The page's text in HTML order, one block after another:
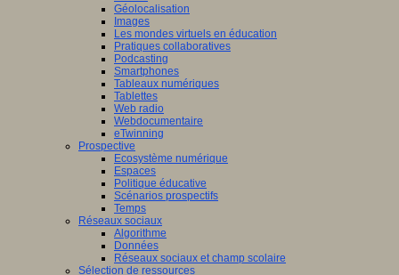
Géolocalisation
Images
Les mondes virtuels en éducation
Pratiques collaboratives
Podcasting
Smartphones
Tableaux numériques
Tablettes
Web radio
Webdocumentaire
eTwinning
Prospective
Ecosystème numérique
Espaces
Politique éducative
Scénarios prospectifs
Temps
Réseaux sociaux
Algorithme
Données
Réseaux sociaux et champ scolaire
Sélection de ressources